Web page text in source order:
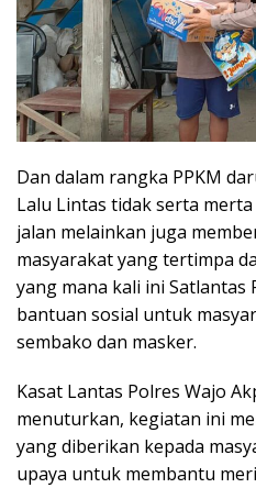
Dan dalam rangka PPKM
Lalu Lintas tidak serta
jalan melainkan juga
masyarakat yang tertimpa
yang mana kali ini Satlantas
bantuan sosial untuk
sembako dan masker.
Kasat Lantas Polres Wajo
menuturkan, kegiatan ini
yang diberikan kepada
upaya untuk membantu